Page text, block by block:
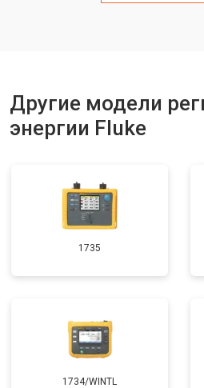
Другие модели
энергии Fluke
1735
1734/WINTL